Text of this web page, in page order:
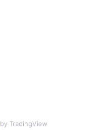
by TradingView